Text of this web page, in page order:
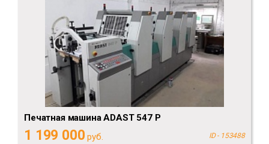
Печатная машина ADAST 547 P
1 199 000 руб. ID - 153488